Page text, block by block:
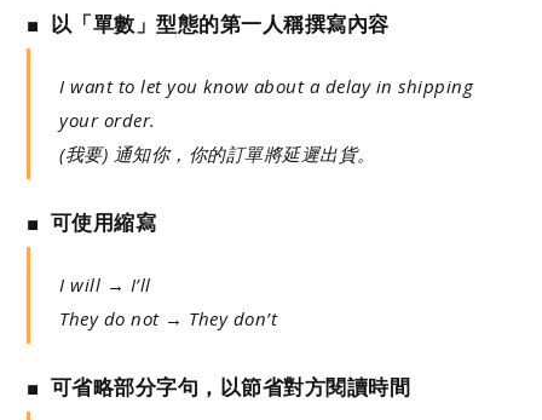
■ 以「單數」型態的第一人稱撰寫內容
I want to let you know about a delay in shipping
your order.
(我要) 通知你，你的訂單將延遲出貨。
■ 可使用縮寫
I will → I’ll
They do not → They don’t
■ 可省略部分字句，以節省對方閱讀時間